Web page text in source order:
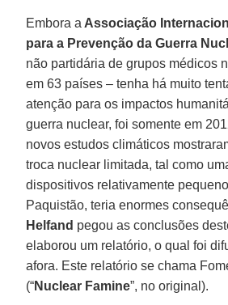
Embora a Associação
para a Prevenção da Guerra
não partidária de grupos médicos
em 63 países – tenha há muito
atenção para os impactos
guerra nuclear, foi somente em
novos estudos climáticos
troca nuclear limitada, tal como
dispositivos relativamente
Paquistão, teria enormes
Helfand pegou as conclusões
elaborou um relatório, o qual foi
afora. Este relatório se chama
(“Nuclear Famine”, no original).